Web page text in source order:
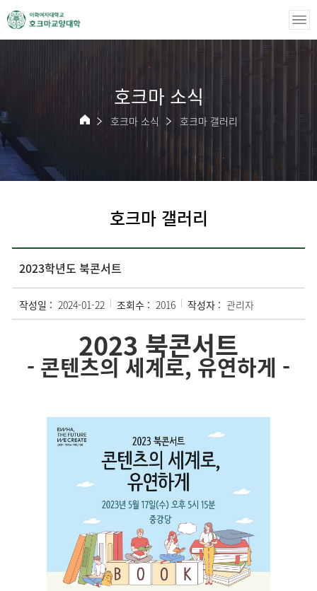
호크마 소식
호크마 소식 호크마 갤러리
호크마 갤러리
2023학년도 북콘서트
작성일 : 2024-01-22 조회수 : 2016 작성자 : 관리자
2023 북콘서트
- 콘텐츠의 세계로, 유연하게 -